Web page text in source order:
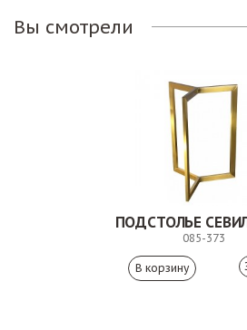
Вы смотрели
ПОДСТОЛЬЕ
085-373